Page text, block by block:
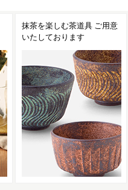
万能茶器・蓋碗（がいわ
ん）で手軽に楽しむ台湾茶